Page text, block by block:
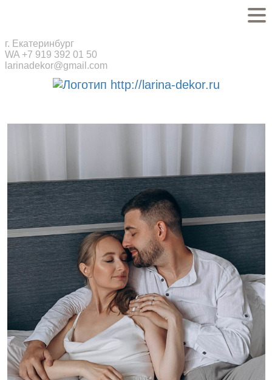
г. Екатеринбург
WA +7 919 392 01 50
larinadekor@gmail.com